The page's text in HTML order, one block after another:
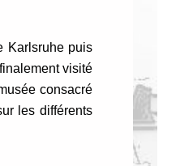
Karlsruhe puis
visité
consacré
les différents